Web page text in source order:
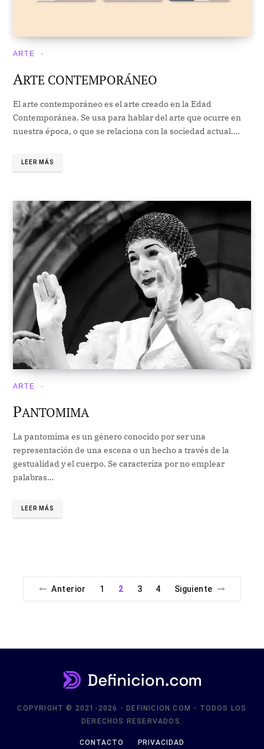
ARTE
ARTE CONTEMPORÁNEO
El arte contemporáneo es el arte creado en la Edad
Contemporánea. Se usa para hablar del arte que ocurre en
nuestra época, o que se relaciona con la sociedad actual.…
LEER MÁS
ARTE
PANTOMIMA
La pantomima es un género conocido por ser una
representación de una escena o un hecho a través de la
gestualidad y el cuerpo. Se caracteriza por no emplear
palabras…
LEER MÁS
Anterior 1 2 3 4 Siguiente
COPYRIGHT © 2021-2026 - DEFINICION.COM - TODOS LOS
DERECHOS RESERVADOS.
CONTACTO PRIVACIDAD